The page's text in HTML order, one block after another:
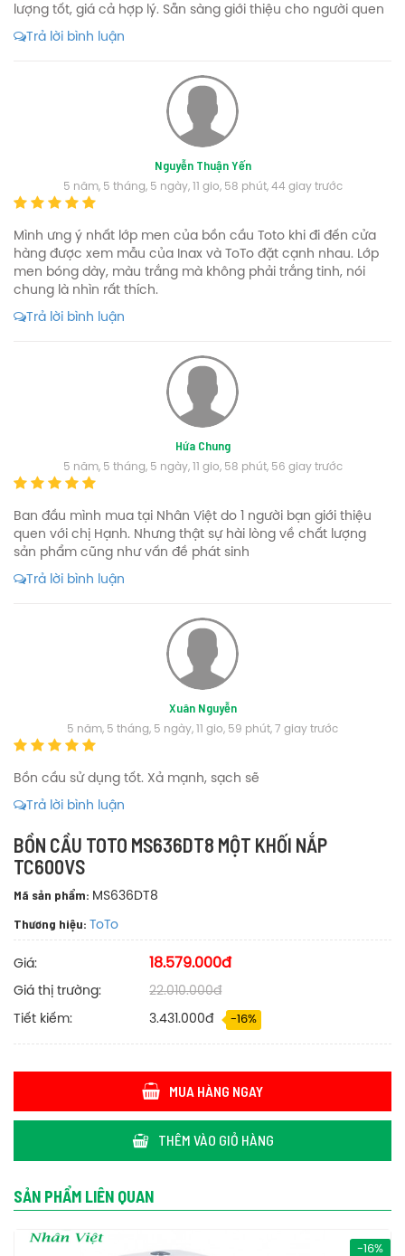
lượng tốt, giá cả hợp lý. Sẵn sàng giới thiệu cho người quen
Trả lời bình luận
Nguyễn Thuận Yến
5 năm, 5 tháng, 5 ngày, 11 gio, 58 phút, 44 giay trước
Mình ưng ý nhất lớp men của bồn cầu Toto khi đi đến cửa
hàng được xem mẫu của Inax và ToTo đặt cạnh nhau. Lớp
men bóng dày, màu trắng mà không phải trắng tinh, nói
chung là nhìn rất thích.
Trả lời bình luận
Hứa Chung
5 năm, 5 tháng, 5 ngày, 11 gio, 58 phút, 56 giay trước
Ban đầu mình mua tại Nhân Việt do 1 người bạn giới thiệu
quen với chị Hạnh. Nhưng thật sự hài lòng về chất lượng
sản phẩm cũng như vấn đề phát sinh
Trả lời bình luận
Xuân Nguyễn
5 năm, 5 tháng, 5 ngày, 11 gio, 59 phút, 7 giay trước
Bồn cầu sử dụng tốt. Xả mạnh, sạch sẽ
Trả lời bình luận
BỒN CẦU TOTO MS636DT8 MỘT KHỐI NẮP
TC600VS
Mã sản phẩm: MS636DT8
Thương hiệu: ToTo
Giá: 18.579.000đ
Giá thị trường: 22.010.000đ
Tiết kiếm: 3.431.000đ -16%
MUA HÀNG NGAY
THÊM VÀO GIỎ HÀNG
SẢN PHẨM LIÊN QUAN
-16%